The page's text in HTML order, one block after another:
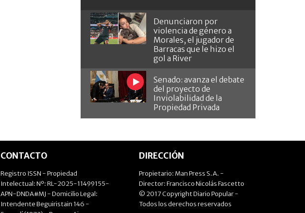
Denunciaron por
violencia de género a
Morales, el jugador de
Barracas que le hizo el
gol a River
Senado: avanza el debate
del proyecto de
Inviolabilidad de la
Propiedad Privada
CONTACTO
Registro ISSN - Propiedad
Intelectual: Nº: RL-2025-11499155-
APN-DNDA#MJ - Domicilio Legal:
Intendente Beguiristain 146 -
DIRECCIÓN
Propietario: Man Press S.A. -
Director: Francisco Nicolás Fascetto
© 2017 Copyright Diario Popular -
Todos los derechos reservados